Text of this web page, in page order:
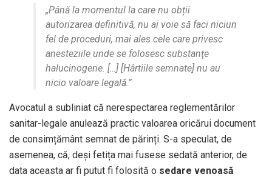
„Până la momentul la care nu obții
autorizarea definitivă, nu ai voie să faci niciun
fel de proceduri, mai ales cele care privesc
anesteziile unde se folosesc substanţe
halucinogene. […] [Hârtiile semnate] nu au
nicio valoare legală.”
Avocatul a subliniat că nerespectarea reglementărilor
sanitar-legale anulează practic valoarea oricărui document
de consimțământ semnat de părinți. S-a speculat, de
asemenea, că, deși fetița mai fusese sedată anterior, de
data aceasta ar fi putut fi folosită o sedare venoasă